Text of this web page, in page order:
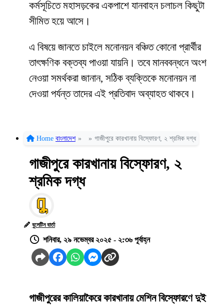
কর্মসূচিতে মহাসড়কের একপাশে যানবাহন চলাচল কিছুটা
সীমিত হয়ে আসে।
এ বিষয়ে জানতে চাইলে মনোনয়ন বঞ্চিত কোনো প্রার্থীর
তাৎক্ষণিক বক্তব্য পাওয়া যায়নি। তবে মানববন্ধনে অংশ
নেওয়া সমর্থকরা জানান, সঠিক ব্যক্তিকে মনোনয়ন না
দেওয়া পর্যন্ত তাদের এই প্রতিবাদ অব্যাহত থাকবে।
Home বাংলাদেশ » » গাজীপুরে কারখানায় বিস্ফোরণ, ২ শ্রমিক দগ্ধ
গাজীপুরে কারখানায় বিস্ফোরণ, ২
শ্রমিক দগ্ধ
বুলেটিন বার্তা
শনিবার, ২৯ নভেম্বর ২০২৫ - ২:৩৬ পূর্বাহ্ন
গাজীপুরের কালিয়াকৈরে কারখানায় মেশিন বিস্ফোরণে দুই